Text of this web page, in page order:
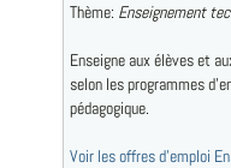
Thème: Enseignement
Enseigne aux élèves et
selon les programmes
pédagogique.
Voir les offres d'emploi